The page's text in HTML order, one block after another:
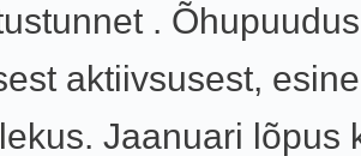
.
aktiivsusest,
Jaanuari lõpus